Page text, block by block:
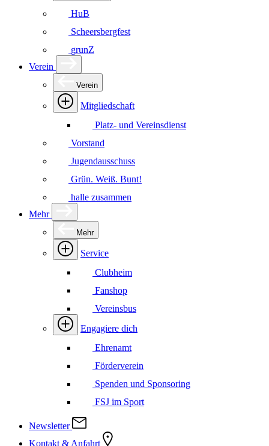
HuB
Scheersbergfest
grunZ
Verein
Verein
Mitgliedschaft
Platz- und Vereinsdienst
Vorstand
Jugendausschuss
Grün. Weiß. Bunt!
halle zusammen
Mehr
Mehr
Service
Clubheim
Fanshop
Vereinsbus
Engagiere dich
Ehrenamt
Förderverein
Spenden und Sponsoring
FSJ im Sport
Newsletter
Kontakt & Anfahrt